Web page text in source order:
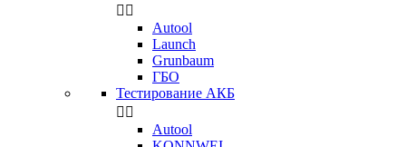
 
Autool
Launch
Grunbaum
ГБО
Тестирование АКБ
 
Autool